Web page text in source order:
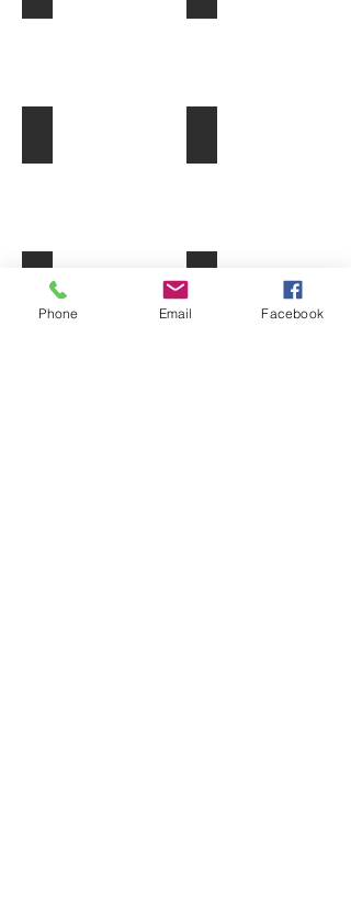
Le poetesse Mariko Sumikura e Teko
I poeti Mario
Phone Email Facebook